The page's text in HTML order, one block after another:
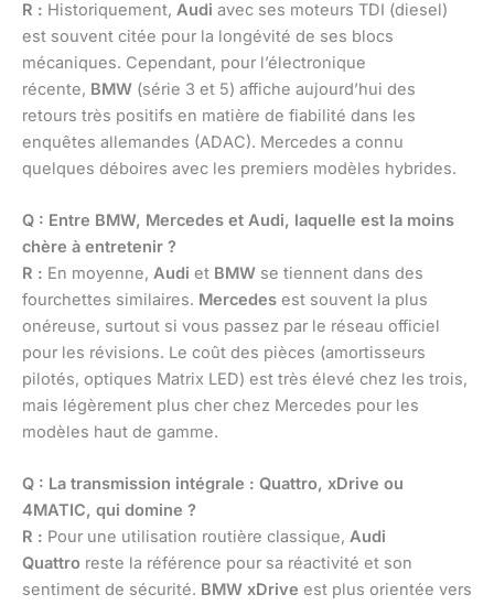
R : Historiquement, Audi avec ses moteurs TDI (diesel)
est souvent citée pour la longévité de ses blocs
mécaniques. Cependant, pour l’électronique
récente, BMW (série 3 et 5) affiche aujourd’hui des
retours très positifs en matière de fiabilité dans les
enquêtes allemandes (ADAC). Mercedes a connu
quelques déboires avec les premiers modèles hybrides.
Q : Entre BMW, Mercedes et Audi, laquelle est la moins
chère à entretenir ?
R : En moyenne, Audi et BMW se tiennent dans des
fourchettes similaires. Mercedes est souvent la plus
onéreuse, surtout si vous passez par le réseau officiel
pour les révisions. Le coût des pièces (amortisseurs
pilotés, optiques Matrix LED) est très élevé chez les trois,
mais légèrement plus cher chez Mercedes pour les
modèles haut de gamme.
Q : La transmission intégrale : Quattro, xDrive ou
4MATIC, qui domine ?
R : Pour une utilisation routière classique, Audi
Quattro reste la référence pour sa réactivité et son
sentiment de sécurité. BMW xDrive est plus orientée vers